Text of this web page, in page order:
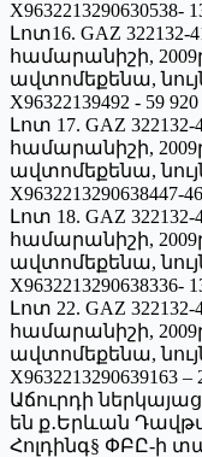
Լոտ16. GAZ 322132-
համարանիշի,
ավտոմեքենա,
X96322139492 - 59
Լոտ 17. GAZ
համարանիշի,
ավտոմեքենա,
Լոտ 18. GAZ
համարանիշի,
ավտոմեքենա,
Լոտ 22. GAZ
համարանիշի,
ավտոմեքենա,
X9632213290639163
Աճուրդի
են ք․Երևան
Հոլդինգ§ ՓԲԸ-ի